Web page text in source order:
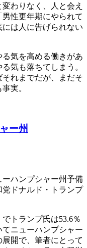
わりなく、人と会え
性更年期にやられて
は人に告げられない
気を高める働きがあ
気も落ちてしまう。
れまでだが、まだそ
実。
ー州
ハンプシャー州予備
ドナルド・トランプ
トランプ氏は53.6％
ニューハンプシャー
開で、筆者にとって